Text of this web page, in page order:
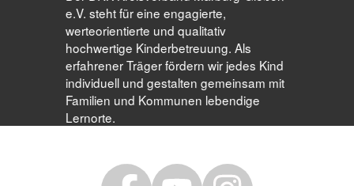
e.V. steht für eine engagierte,
werteorientierte und qualitativ
hochwertige Kinderbetreuung. Als
erfahrener Träger fördern wir jedes Kind
individuell und gestalten gemeinsam mit
Familien und Kommunen lebendige
Lernorte.